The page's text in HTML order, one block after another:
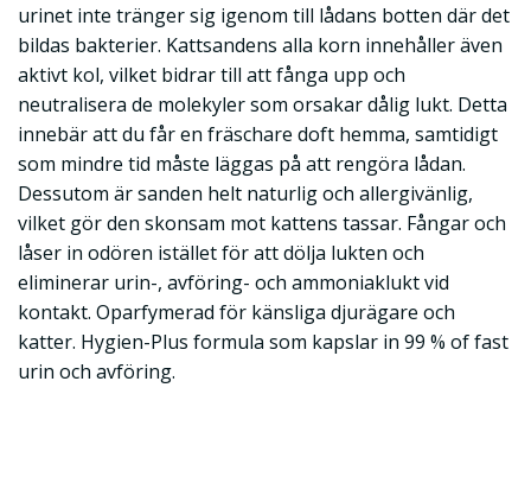
urinet inte tränger sig igenom till lådans botten där det
bildas bakterier. Kattsandens alla korn innehåller även
aktivt kol, vilket bidrar till att fånga upp och
neutralisera de molekyler som orsakar dålig lukt. Detta
innebär att du får en fräschare doft hemma, samtidigt
som mindre tid måste läggas på att rengöra lådan.
Dessutom är sanden helt naturlig och allergivänlig,
vilket gör den skonsam mot kattens tassar. Fångar och
låser in odören istället för att dölja lukten och
eliminerar urin-, avföring- och ammoniaklukt vid
kontakt. Oparfymerad för känsliga djurägare och
katter. Hygien-Plus formula som kapslar in 99 % of fast
urin och avföring.